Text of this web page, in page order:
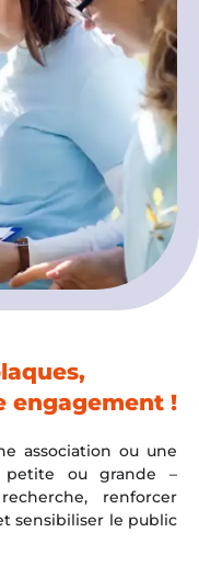
engagement !
association ou une
petite ou grande –
renforcer
sensibiliser le public